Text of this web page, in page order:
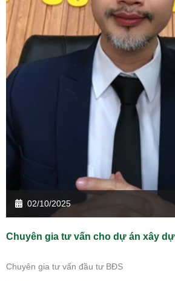
02/10/2025
Chuyên gia tư vấn cho dự án xây
Chuyên gia tư vấn đầu tư BĐS